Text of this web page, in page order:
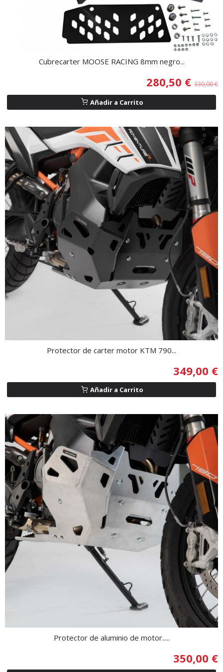
Cubrecarter MOOSE RACING 8mm negro...
280,50 € 330,00 €
Añadir a Carrito
Protector de carter motor KTM 790...
349,00 €
Añadir a Carrito
Protector de aluminio de motor.....
350,00 €